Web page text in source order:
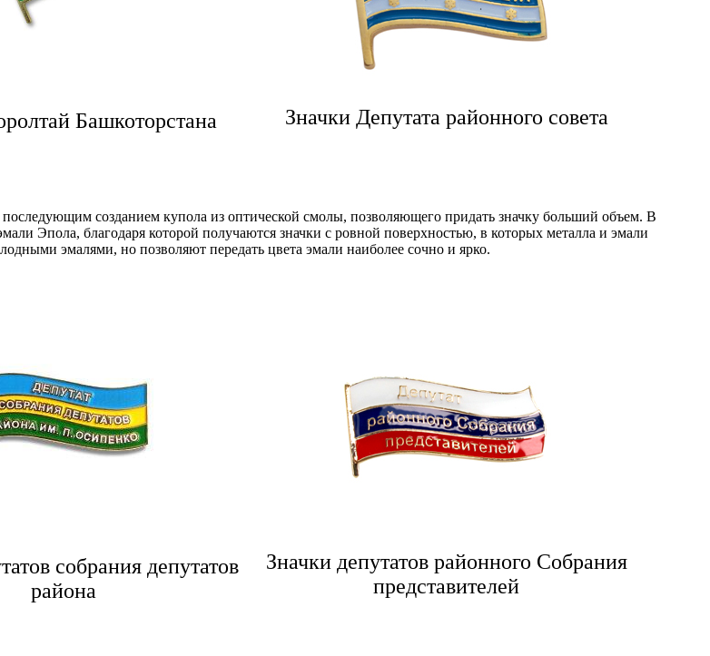
Башкоторстана Значки Депутата районного совета
созданием купола из оптической смолы, позволяющего придать значку больший объем. В
Эпола, благодаря которой получаются значки с ровной поверхностью, в которых металла и эмали
эмалями, но позволяют передать цвета эмали наиболее сочно и ярко.
собрания депутатов
района
Значки депутатов районного Собрания
представителей